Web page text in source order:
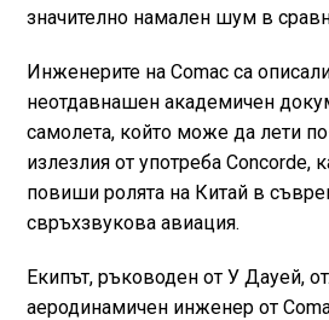
значително намален шум в
Инженерите на Comac са
неотдавнашен академичен
самолета, който може да лети
излезлия от употреба Concorde,
повиши ролята на Китай в
свръхзвукова авиация.
Екипът, ръководен от У Дауей,
аеродинамичен инженер от